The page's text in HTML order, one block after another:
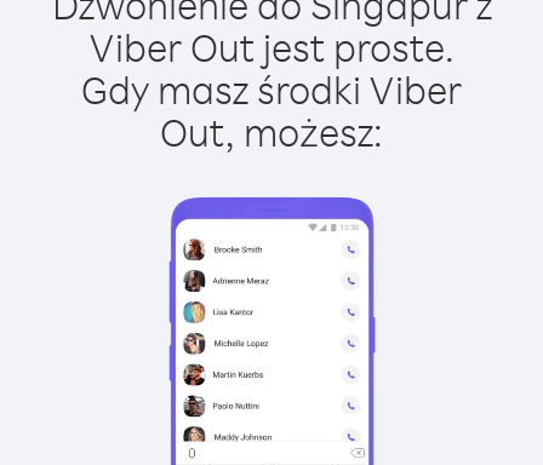
Viber Out jest proste.
Gdy masz środki Viber
Out, możesz: